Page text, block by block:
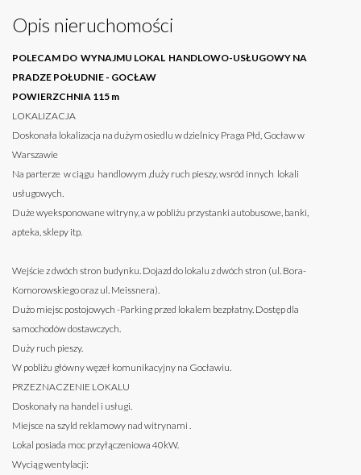
Opis nieruchomości
POLECAM DO WYNAJMU LOKAL HANDLOWO-USŁUGOWY NA
PRADZE POŁUDNIE - GOCŁAW
POWIERZCHNIA 115 m
LOKALIZACJA
Doskonała lokalizacja na dużym osiedlu w dzielnicy Praga Płd, Gocław w
Warszawie
Na parterze w ciągu handlowym ,duży ruch pieszy, wsród innych lokali
usługowych.
Duże wyeksponowane witryny, a w pobliżu przystanki autobusowe, banki,
apteka, sklepy itp.
Wejście z dwóch stron budynku. Dojazd do lokalu z dwóch stron (ul. Bora-
Komorowskiego oraz ul. Meissnera).
Dużo miejsc postojowych -Parking przed lokalem bezpłatny. Dostęp dla
samochodów dostawczych.
Duży ruch pieszy.
W pobliżu główny węzeł komunikacyjny na Gocławiu.
PRZEZNACZENIE LOKALU
Doskonały na handel i usługi.
Miejsce na szyld reklamowy nad witrynami .
Lokal posiada moc przyłączeniowa 40kW.
Wyciąg wentylacji: